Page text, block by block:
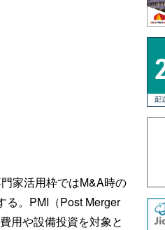
家活用枠ではM&A時の
る。PMI（Post Merger
用や設備投資を対象と